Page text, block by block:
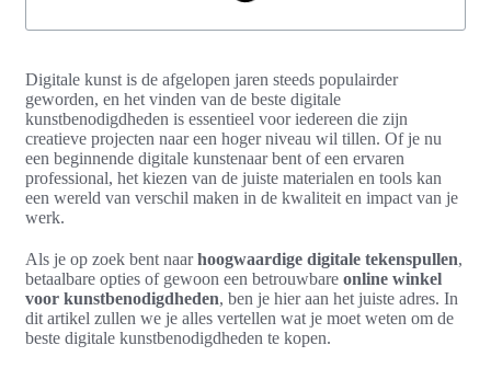
Digitale kunst is de afgelopen jaren steeds populairder
geworden, en het vinden van de beste digitale
kunstbenodigdheden is essentieel voor iedereen die zijn
creatieve projecten naar een hoger niveau wil tillen. Of je nu
een beginnende digitale kunstenaar bent of een ervaren
professional, het kiezen van de juiste materialen en tools kan
een wereld van verschil maken in de kwaliteit en impact van je
werk.
Als je op zoek bent naarhoogwaardige digitale tekenspullen,
betaalbare opties of gewoon een betrouwbare online winkel
voor kunstbenodigdheden, ben je hier aan het juiste adres. In
dit artikel zullen we je alles vertellen wat je moet weten om de
beste digitale kunstbenodigdheden te kopen.